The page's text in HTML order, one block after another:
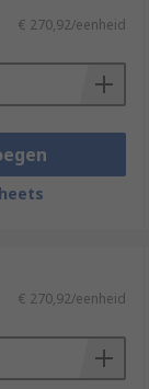
€ 270,92/eenheid
€ 270,92/eenheid